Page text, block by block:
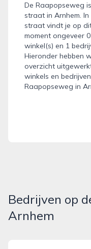
De Raapopseweg
straat in Arnhem.
straat vindt je op
moment ongeveer 0
winkel(s) en 1
Hieronder hebben
overzicht
winkels en
Raapopseweg in
Bedrijven op
Arnhem